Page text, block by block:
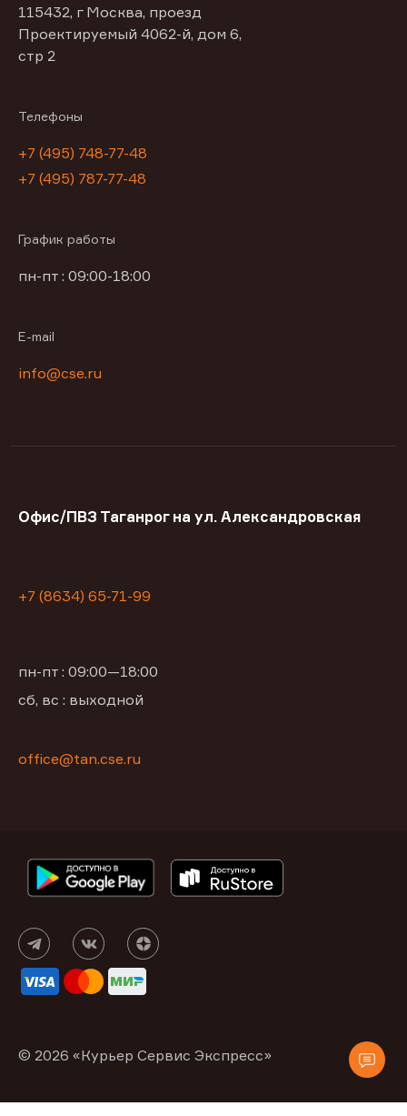
115432, г Москва, проезд
Проектируемый 4062-й, дом 6,
стр 2
Телефоны
+7 (495) 748-77-48
+7 (495) 787-77-48
График работы
пн-пт : 09:00-18:00
E-mail
info@cse.ru
Офис/ПВЗ Таганрог на ул. Александровская
+7 (8634) 65-71-99
пн-пт : 09:00—18:00
сб, вс : выходной
office@tan.cse.ru
© 2026 «Курьер Сервис Экспресс»